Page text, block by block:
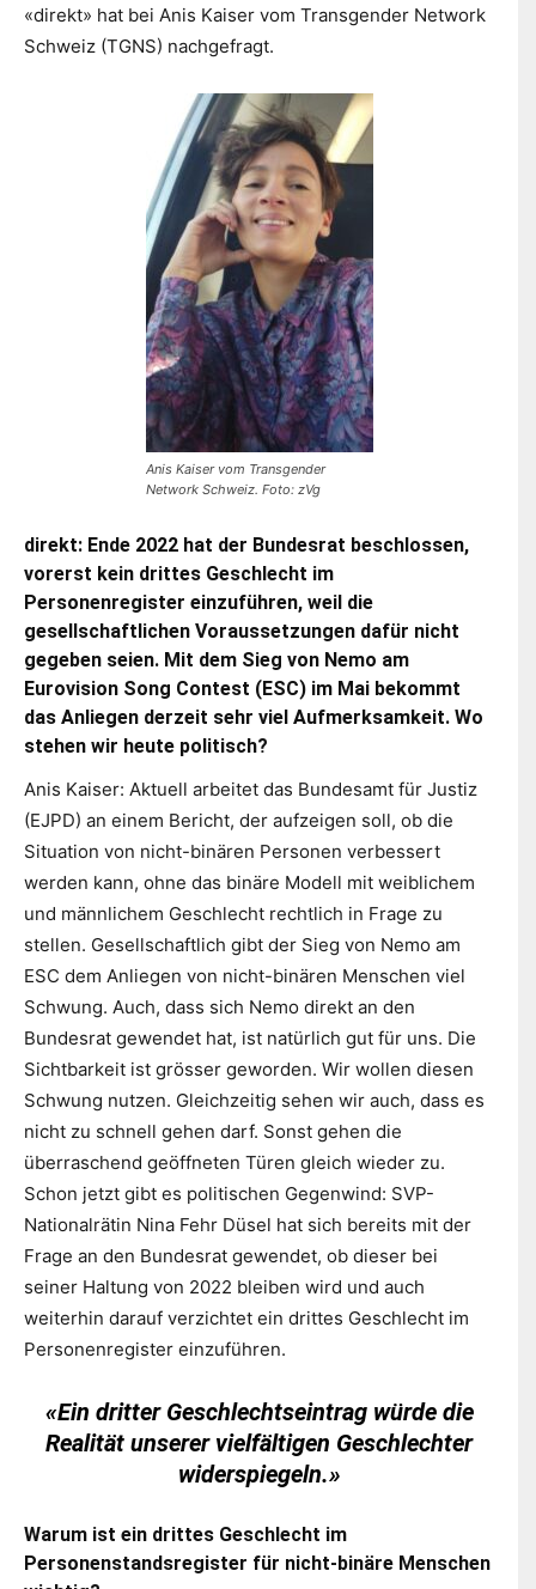
«direkt» hat bei Anis Kaiser vom Transgender Network
Schweiz (TGNS) nachgefragt.
Anis Kaiser vom Transgender
Network Schweiz. Foto: zVg
direkt: Ende 2022 hat der Bundesrat beschlossen,
vorerst kein drittes Geschlecht im
Personenregister einzuführen, weil die
gesellschaftlichen Voraussetzungen dafür nicht
gegeben seien. Mit dem Sieg von Nemo am
Eurovision Song Contest (ESC) im Mai bekommt
das Anliegen derzeit sehr viel Aufmerksamkeit. Wo
stehen wir heute politisch?
Anis Kaiser: Aktuell arbeitet das Bundesamt für Justiz
(EJPD) an einem Bericht, der aufzeigen soll, ob die
Situation von nicht-binären Personen verbessert
werden kann, ohne das binäre Modell mit weiblichem
und männlichem Geschlecht rechtlich in Frage zu
stellen. Gesellschaftlich gibt der Sieg von Nemo am
ESC dem Anliegen von nicht-binären Menschen viel
Schwung. Auch, dass sich Nemo direkt an den
Bundesrat gewendet hat, ist natürlich gut für uns. Die
Sichtbarkeit ist grösser geworden. Wir wollen diesen
Schwung nutzen. Gleichzeitig sehen wir auch, dass es
nicht zu schnell gehen darf. Sonst gehen die
überraschend geöffneten Türen gleich wieder zu.
Schon jetzt gibt es politischen Gegenwind: SVP-
Nationalrätin Nina Fehr Düsel hat sich bereits mit der
Frage an den Bundesrat gewendet, ob dieser bei
seiner Haltung von 2022 bleiben wird und auch
weiterhin darauf verzichtet ein drittes Geschlecht im
Personenregister einzuführen.
«Ein dritter Geschlechtseintrag würde die
Realität unserer vielfältigen Geschlechter
widerspiegeln.»
Warum ist ein drittes Geschlecht im
Personenstandsregister für nicht-binäre Menschen